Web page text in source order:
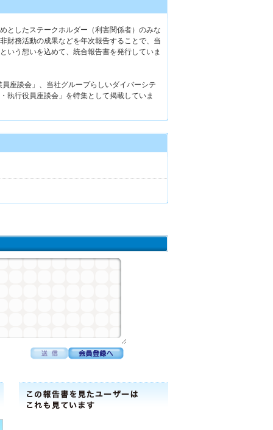
としたステークホルダー（利害関係者）のみな
財務活動の成果などを年次報告することで、当
いう想いを込めて、統合報告書を発行していま
座談会」、当社グループらしいダイバーシテ
執行役員座談会」を特集として掲載していま